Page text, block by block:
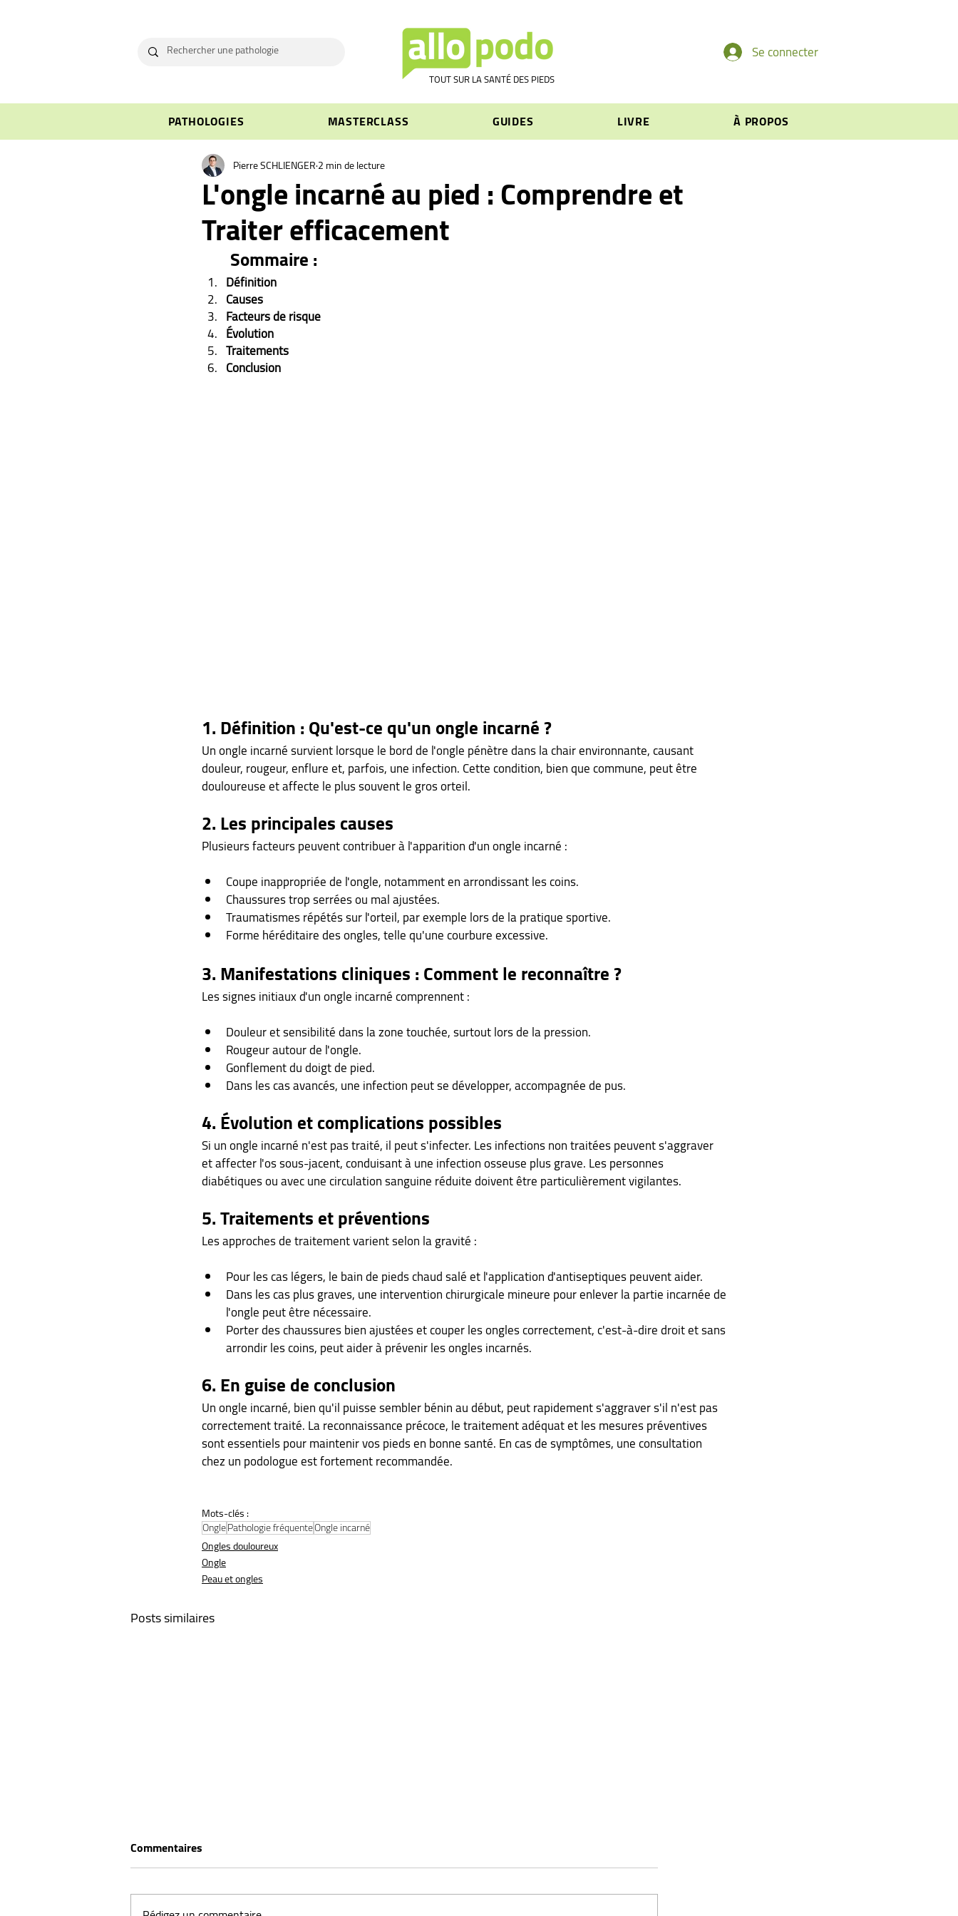
TOUT SUR LA SANTÉ DES PIEDS
Se connecter
PATHOLOGIES MASTERCLASS GUIDES LIVRE À PROPOS
L'ongle incarné au pied : Comprendre et
Traiter efficacement
Pierre SCHLIENGER2 min de lecture
Sommaire :
Définition
Causes
Facteurs de risque
Évolution
Traitements
Conclusion
1. Définition : Qu'est-ce qu'un ongle incarné ?
Un ongle incarné survient lorsque le bord de l'ongle pénètre dans la chair environnante, causant
douleur, rougeur, enflure et, parfois, une infection. Cette condition, bien que commune, peut être
douloureuse et affecte le plus souvent le gros orteil.
2. Les principales causes
Plusieurs facteurs peuvent contribuer à l'apparition d'un ongle incarné :
Coupe inappropriée de l'ongle, notamment en arrondissant les coins.
Chaussures trop serrées ou mal ajustées.
Traumatismes répétés sur l'orteil, par exemple lors de la pratique sportive.
Forme héréditaire des ongles, telle qu'une courbure excessive.
3. Manifestations cliniques : Comment le reconnaître ?
Les signes initiaux d'un ongle incarné comprennent :
Douleur et sensibilité dans la zone touchée, surtout lors de la pression.
Rougeur autour de l'ongle.
Gonflement du doigt de pied.
Dans les cas avancés, une infection peut se développer, accompagnée de pus.
4. Évolution et complications possibles
Si un ongle incarné n'est pas traité, il peut s'infecter. Les infections non traitées peuvent s'aggraver
et affecter l'os sous-jacent, conduisant à une infection osseuse plus grave. Les personnes
diabétiques ou avec une circulation sanguine réduite doivent être particulièrement vigilantes.
5. Traitements et préventions
Les approches de traitement varient selon la gravité :
Pour les cas légers, le bain de pieds chaud salé et l'application d'antiseptiques peuvent aider.
Dans les cas plus graves, une intervention chirurgicale mineure pour enlever la partie incarnée de
l'ongle peut être nécessaire.
Porter des chaussures bien ajustées et couper les ongles correctement, c'est-à-dire droit et sans
arrondir les coins, peut aider à prévenir les ongles incarnés.
6. En guise de conclusion
Un ongle incarné, bien qu'il puisse sembler bénin au début, peut rapidement s'aggraver s'il n'est pas
correctement traité. La reconnaissance précoce, le traitement adéquat et les mesures préventives
sont essentiels pour maintenir vos pieds en bonne santé. En cas de symptômes, une consultation
chez un podologue est fortement recommandée.
Mots-clés :
OnglePathologie fréquenteOngle incarné
Ongles douloureux
Ongle
Peau et ongles
Posts similaires
Commentaires